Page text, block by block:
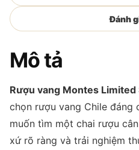
Đánh
Mô tả
Rượu vang Montes
chọn rượu vang Chile đáng
muốn tìm một chai rượu
xứ rõ ràng và trải nghiệm